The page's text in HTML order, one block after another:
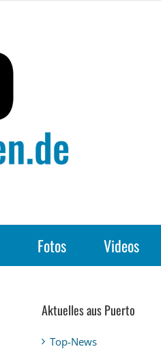
Fotos Videos
Aktuelles aus Puerto
Top-News